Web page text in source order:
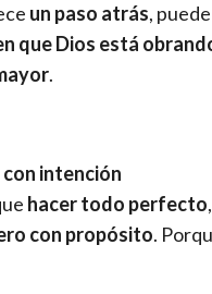
un paso atrás,
que Dios está
.
intención
hacer todo perfecto
con propósito.